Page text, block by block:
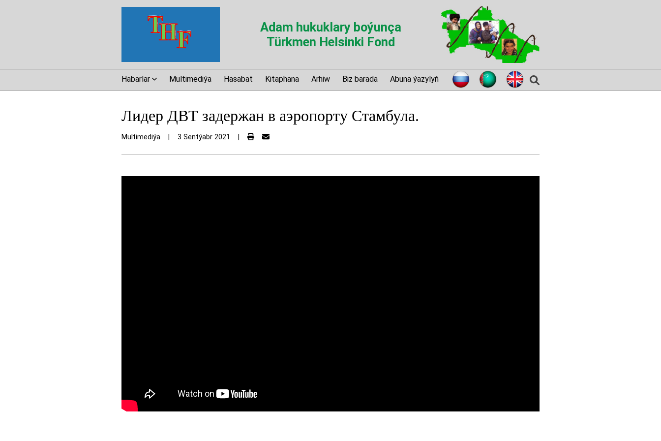
Adam hukuklary boýunça
Türkmen Helsinki Fond
Habarlar Multimediýa Hasabat Kitaphana Arhiw Biz barada Abuna ýazylyň
Лидер ДВТ задержан в аэропорту Стамбула.
Multimediýa 3 Sentýabr 2021